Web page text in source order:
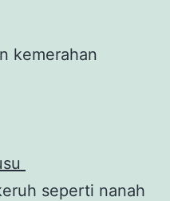
kemerahan
seperti nanah